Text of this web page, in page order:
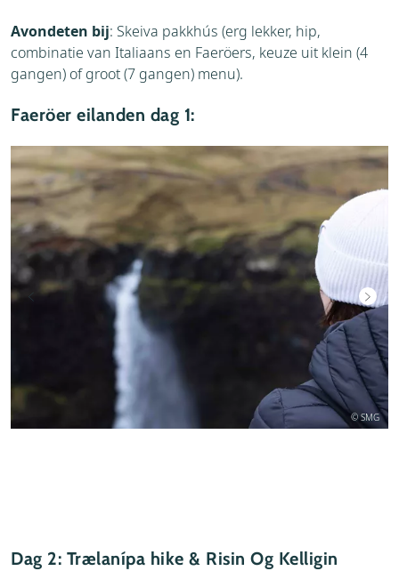
Avondeten bij: Skeiva pakkhús (erg lekker, hip,
combinatie van Italiaans en Faeröers, keuze uit klein (4
gangen) of groot (7 gangen) menu).
Faeröer eilanden dag 1:
© SMG
Dag 2: Trælanípa hike & Risin Og Kelligin